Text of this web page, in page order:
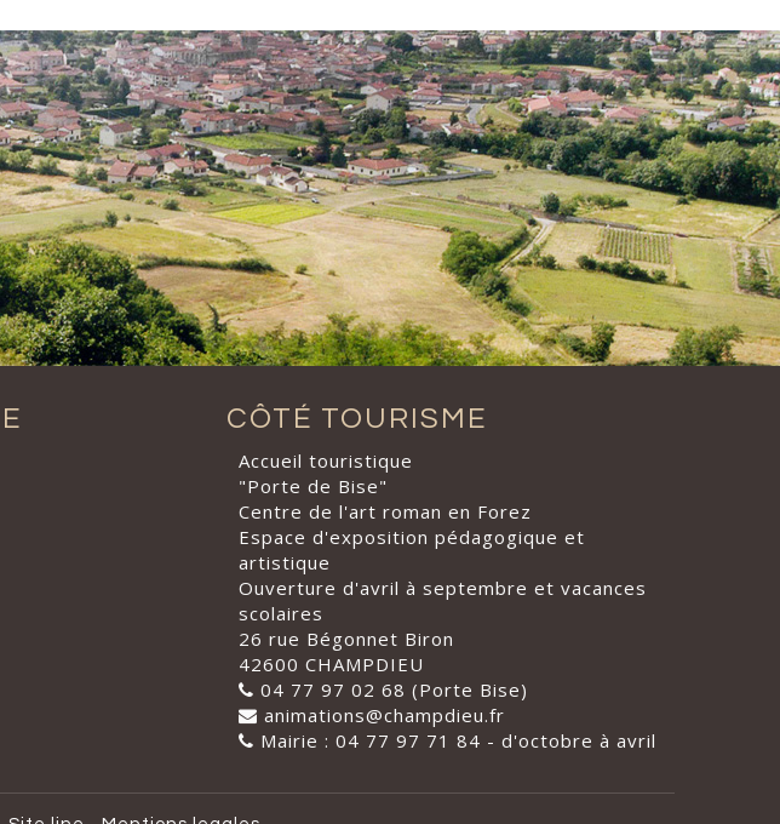
CÔTÉ TOURISME
Accueil touristique
"Porte de Bise"
Centre de l'art roman en Forez
Espace d'exposition pédagogique et
artistique
Ouverture d'avril à septembre et vacances
scolaires
26 rue Bégonnet Biron
42600 CHAMPDIEU
04 77 97 02 68 (Porte Bise)
animations@champdieu.fr
Mairie : 04 77 97 71 84 - d'octobre à avril